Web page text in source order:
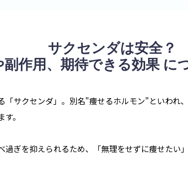
サクセンダは安全？
副作用、期待できる効果に
サクセンダ」。別名"痩せるホルモン"といわれ
。
ぎを抑えられるため、「無理をせずに痩せたい